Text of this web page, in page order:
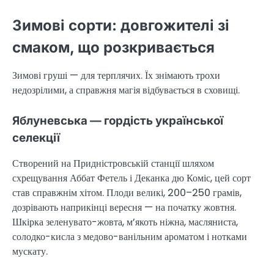
Зимові сорти: довгожителі зі
смаком, що розкривається
Зимові груші — для терплячих. Їх знімають трохи
недозрілими, а справжня магія відбувається в сховищі.
Яблуневська — гордість української
селекції
Створений на Придністровській станції шляхом
схрещування Аббат Фетель і Деканка дю Коміс, цей сорт
став справжнім хітом. Плоди великі, 200–250 грамів,
дозрівають наприкінці вересня — на початку жовтня.
Шкірка зеленувато-жовта, м’якоть ніжна, масляниста,
солодко-кисла з медово-ванільним ароматом і нотками
мускату.